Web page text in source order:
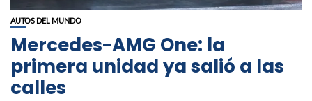
AUTOS DEL MUNDO
Mercedes-AMG One: la
primera unidad ya salió a las
calles